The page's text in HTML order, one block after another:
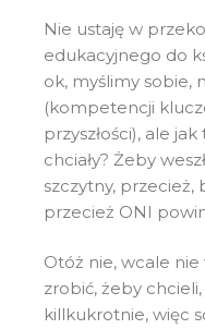
Nie ustaję w
edukacyjnego do
ok, myślimy sobie,
(kompetencji
przyszłości), ale
chciały? Żeby
szczytny,
przecież ONI
Otóż nie, wcale
zrobić, żeby
killkukrotnie, więc